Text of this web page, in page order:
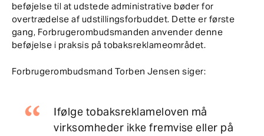
beføjelse til at udstede administrative bøder for
overtrædelse af udstillingsforbuddet. Dette er første
gang, Forbrugerombudsmanden anvender denne
beføjelse i praksis på tobaksreklameområdet.
Forbrugerombudsmand Torben Jensen siger:
Ifølge tobaksreklameloven må
virksomheder ikke fremvise eller på